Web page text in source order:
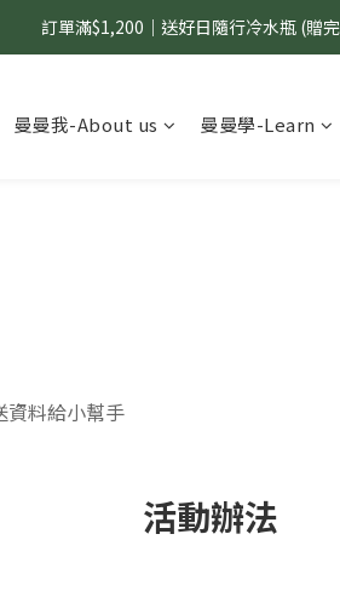
國內$899免運｜加LINE好友領70元優
訂單滿$1,200｜送好日隨行冷水瓶 (贈
曼曼我-About us 曼曼學-Learn
資料給小幫手
活動辦法